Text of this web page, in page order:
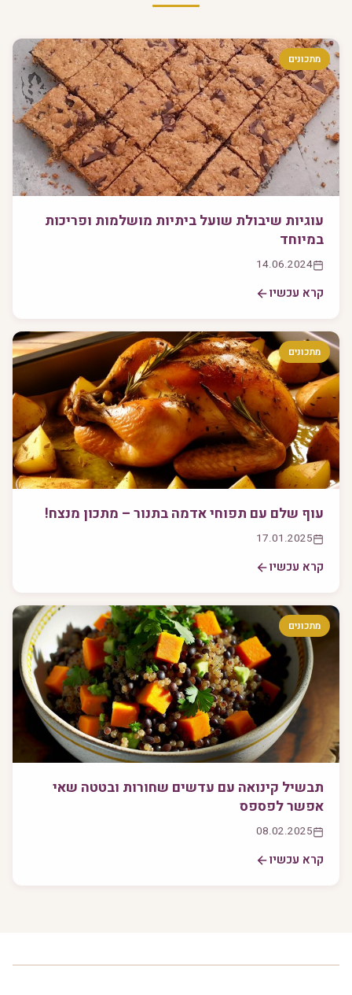
מתכונים
עוגיות שיבולת שועל ביתיות מושלמות ופריכות
במיוחד
14.06.2024
קרא עכשיו
מתכונים
עוף שלם עם תפוחי אדמה בתנור – מתכון מנצח!
17.01.2025
קרא עכשיו
מתכונים
תבשיל קינואה עם עדשים שחורות ובטטה שאי
אפשר לפספס
08.02.2025
קרא עכשיו